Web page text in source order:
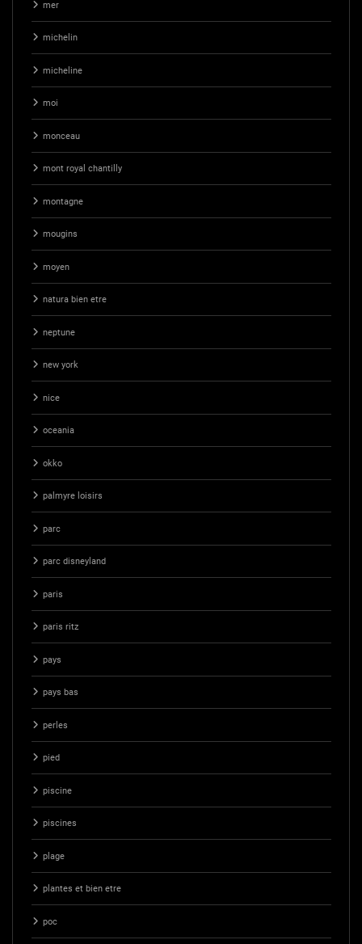
mer
michelin
micheline
moi
monceau
mont royal chantilly
montagne
mougins
moyen
natura bien etre
neptune
new york
nice
oceania
okko
palmyre loisirs
parc
parc disneyland
paris
paris ritz
pays
pays bas
perles
pied
piscine
piscines
plage
plantes et bien etre
poc